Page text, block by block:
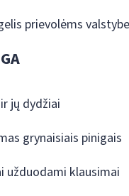
prievolėms
jų dydžiai
grynaisiais pinigais
užduodami klausimai